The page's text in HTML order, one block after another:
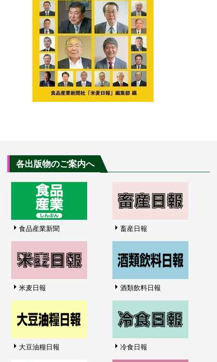
各出版物のご案内へ
食品産業新聞 畜産日報
米麦日報 酒類飲料日報
大豆油糧日報 冷食日報